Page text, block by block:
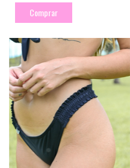
Comprar